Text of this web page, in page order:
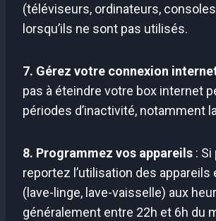
(téléviseurs, ordinateurs,
lorsqu’ils ne sont pas utilisés.
7. Gérez votre connexion
pas à éteindre votre box internet
périodes d’inactivité, notamment
8. Programmez vos appareils :
reportez l’utilisation des appareils
(lave-linge, lave-vaisselle) aux
généralement entre 22h et 6h du